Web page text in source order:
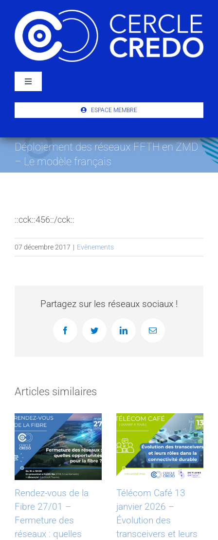
contenu
Navigation
bascule
ACTUALITÉS
PUBLICATIONS
MEMBRES
ESPACE MEMBRE
Déploiement des réseaux FFTH en ZMD
– Le modèle français
::cck::456::/cck::
07 décembre 2017 | Evènements
Partagez sur les réseaux sociaux !
FacebookTwitter LinkedInEmail
Articles similaires
Rendez-vous de la
Fibre 27/01 –
Fermeture des
réseaux : quelles
Télécom Café 13
janvier 2026 –
Évolution des
transceivers et leurs